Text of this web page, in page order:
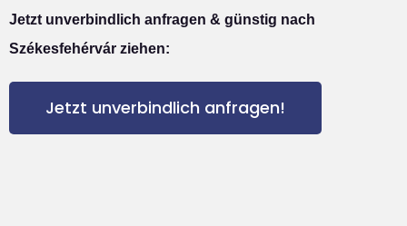
Jetzt unverbindlich anfragen & günstig nach
Székesfehérvár ziehen:
Jetzt unverbindlich anfragen!